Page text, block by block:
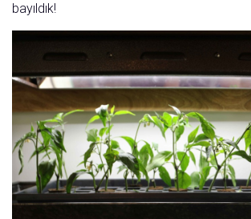
bayıldık!